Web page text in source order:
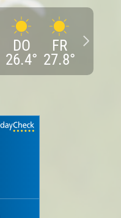
DO
26.4°
FR
27.8°